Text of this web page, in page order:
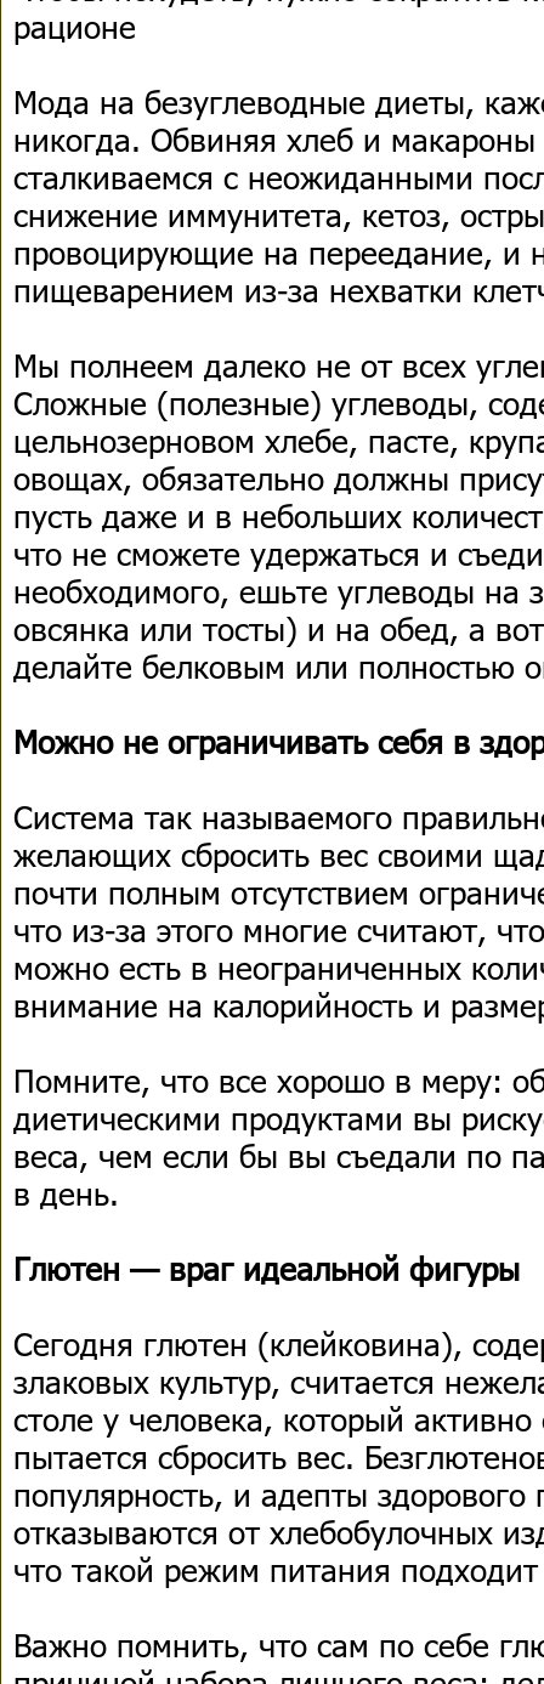
рационе
Мода на безуглеводные диеты,
никогда. Обвиняя хлеб и
сталкиваемся с неожиданными
снижение иммунитета, кетоз,
провоцирующие на переедание, и
пищеварением из-за нехватки
Мы полнеем далеко не от всех
Сложные (полезные) углеводы,
цельнозерновом хлебе, пасте,
овощах, обязательно должны
пусть даже и в небольших
что не сможете удержаться и
необходимого, ешьте углеводы на
овсянка или тосты) и на обед, а
делайте белковым или полностью
Можно не ограничивать себя в
Система так называемого
желающих сбросить вес своими
почти полным отсутствием
что из-за этого многие считают,
можно есть в неограниченных
внимание на калорийность и
Помните, что все хорошо в меру:
диетическими продуктами вы
веса, чем если бы вы съедали по
в день.
Глютен — враг идеальной фигуры
Сегодня глютен (клейковина),
злаковых культур, считается
столе у человека, который
пытается сбросить вес.
популярность, и адепты здорового
отказываются от хлебобулочных
что такой режим питания
Важно помнить, что сам по себе